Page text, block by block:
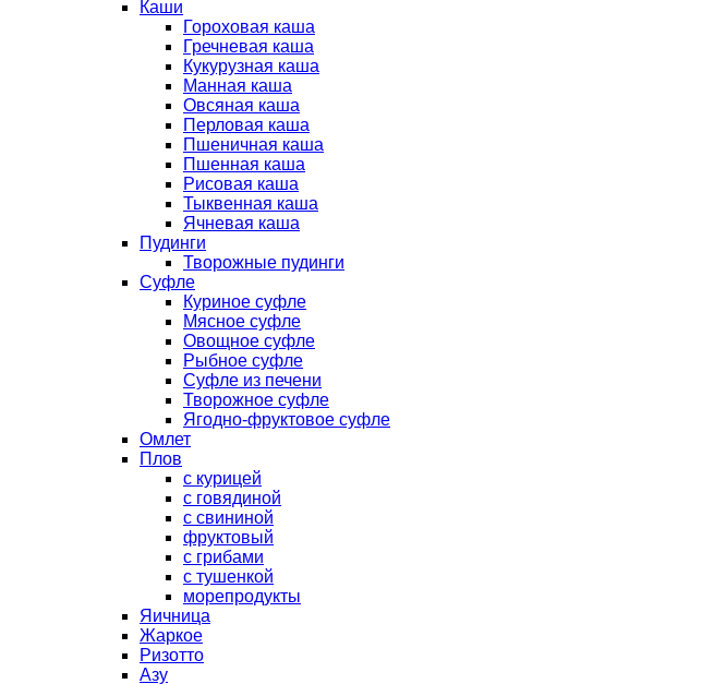
Каши
Гороховая каша
Гречневая каша
Кукурузная каша
Манная каша
Овсяная каша
Перловая каша
Пшеничная каша
Пшенная каша
Рисовая каша
Тыквенная каша
Ячневая каша
Пудинги
Творожные пудинги
Суфле
Куриное суфле
Мясное суфле
Овощное суфле
Рыбное суфле
Суфле из печени
Творожное суфле
Ягодно-фруктовое суфле
Омлет
Плов
с курицей
с говядиной
с свининой
фруктовый
с грибами
с тушенкой
морепродукты
Яичница
Жаркое
Ризотто
Азу